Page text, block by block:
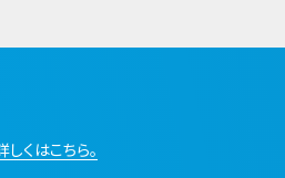
くはこちら。